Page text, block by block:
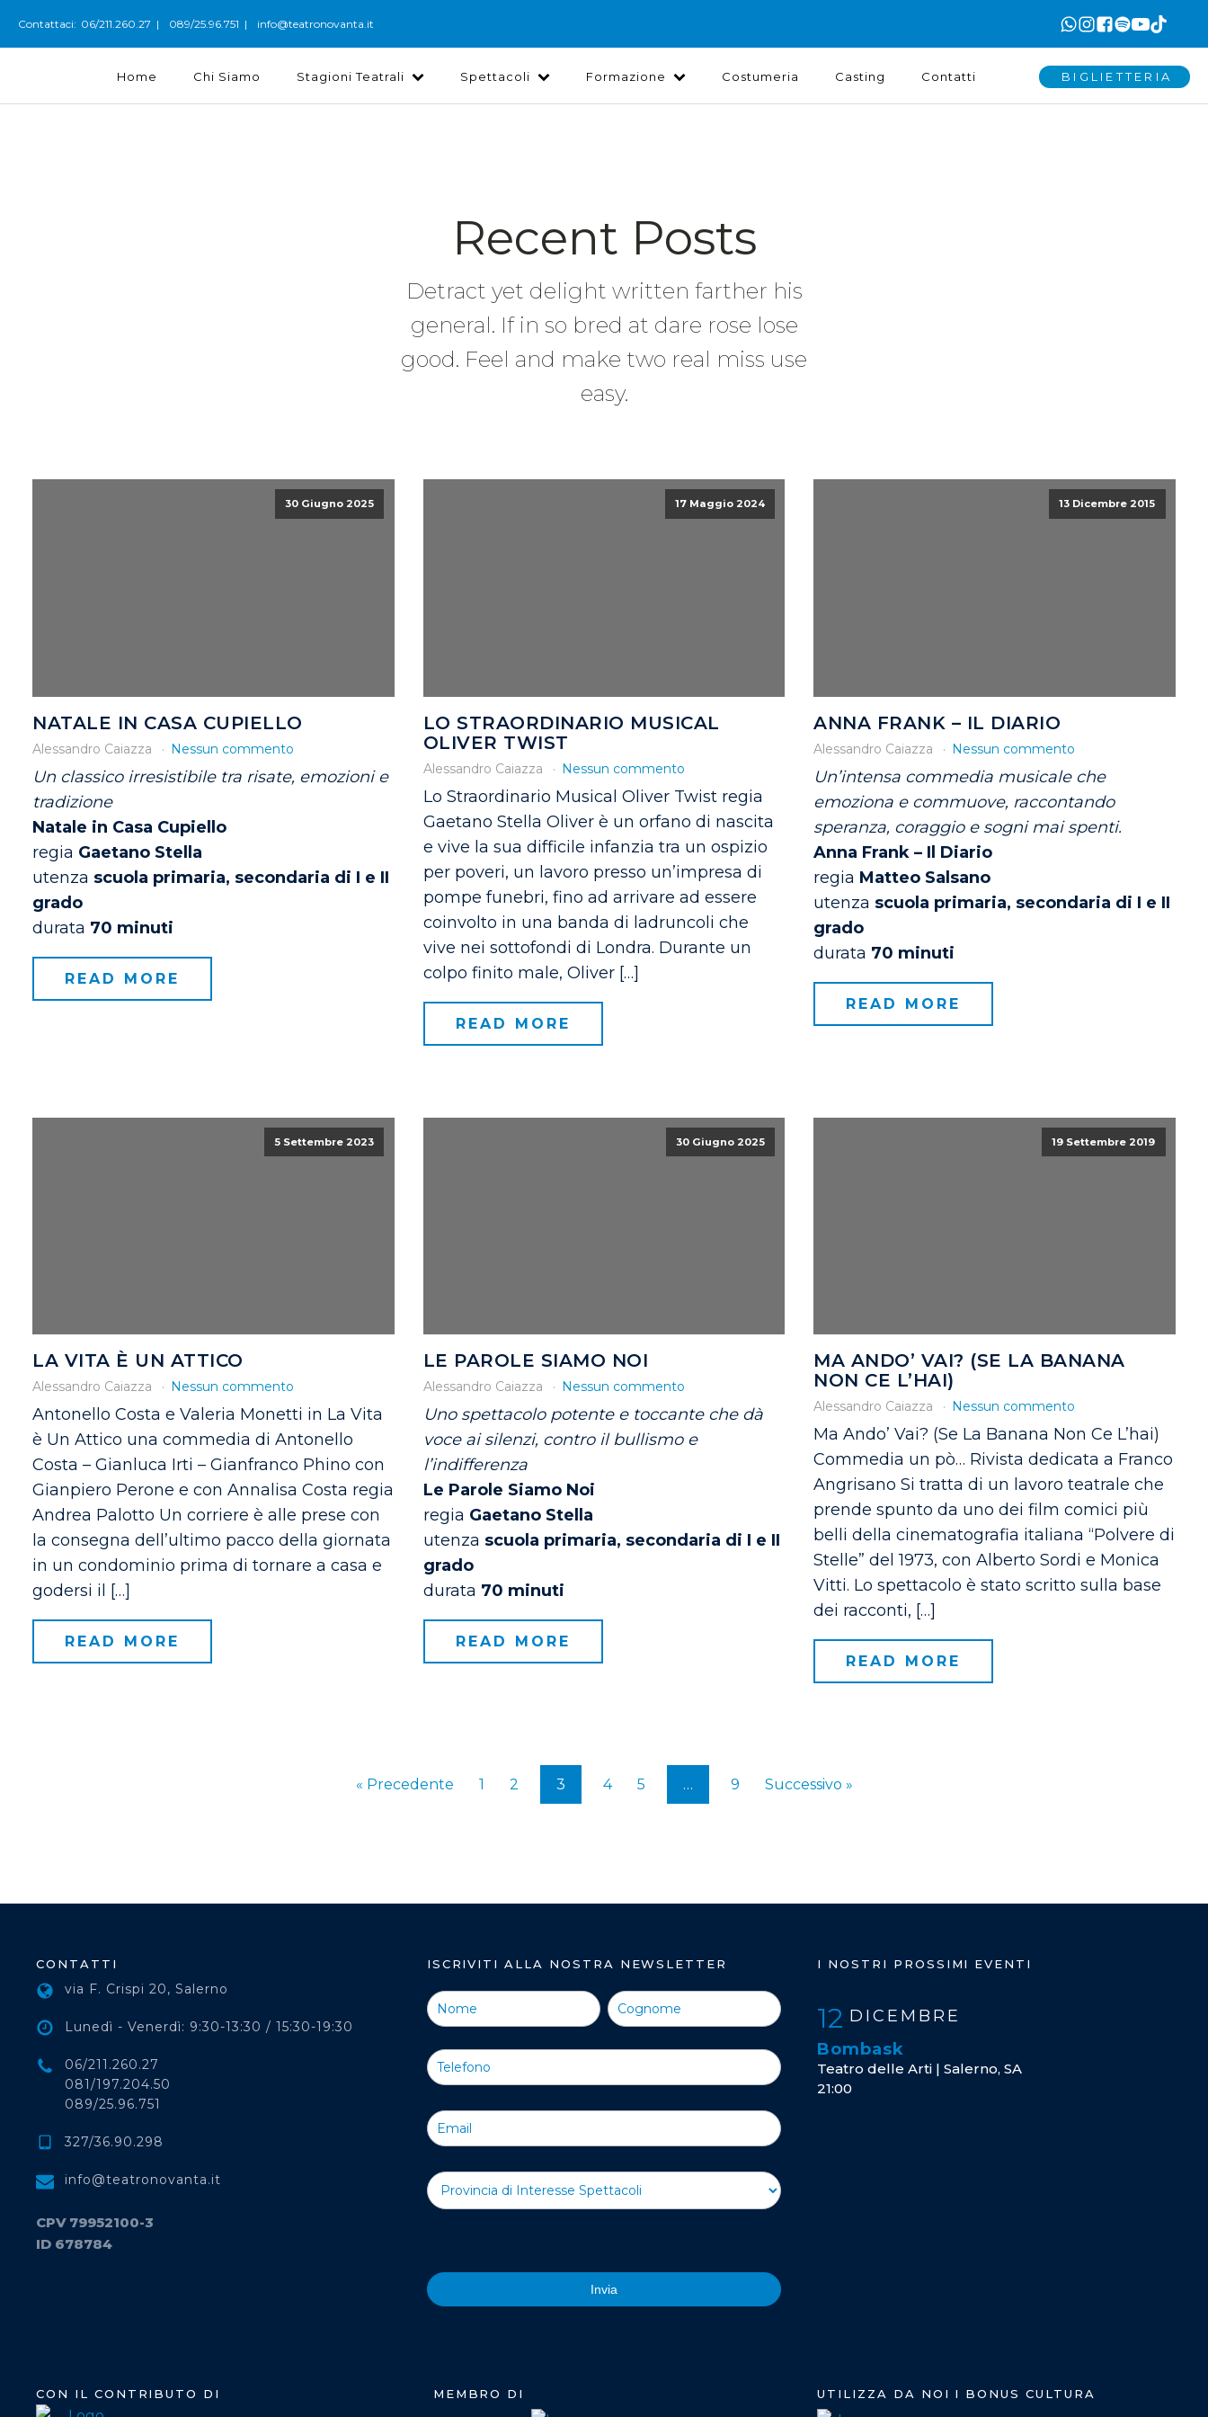
Contattaci: 06/211.260.27 | 089/25.96.751 | info@teatronovanta.it
Home Chi Siamo Stagioni Teatrali Spettacoli Formazione Costumeria Casting Contatti BIGLIETTERIA
Recent Posts
Detract yet delight written farther his
general. If in so bred at dare rose lose
good. Feel and make two real miss use
easy.
30 Giugno 2025
NATALE IN CASA CUPIELLO
Alessandro Caiazza Nessun commento
Un classico irresistibile tra risate, emozioni e
tradizione
Natale in Casa Cupiello
regia Gaetano Stella
utenza scuola primaria, secondaria di I e II
grado
durata 70 minuti
READ MORE
17 Maggio 2024
LO STRAORDINARIO MUSICAL
OLIVER TWIST
Alessandro Caiazza Nessun commento
Lo Straordinario Musical Oliver Twist regia
Gaetano Stella Oliver è un orfano di nascita
e vive la sua difficile infanzia tra un ospizio
per poveri, un lavoro presso un’impresa di
pompe funebri, fino ad arrivare ad essere
coinvolto in una banda di ladruncoli che
vive nei sottofondi di Londra. Durante un
colpo finito male, Oliver […]
READ MORE
13 Dicembre 2015
ANNA FRANK – IL DIARIO
Alessandro Caiazza Nessun commento
Un’intensa commedia musicale che
emoziona e commuove, raccontando
speranza, coraggio e sogni mai spenti.
Anna Frank – Il Diario
regia Matteo Salsano
utenza scuola primaria, secondaria di I e II
grado
durata 70 minuti
READ MORE
5 Settembre 2023
LA VITA È UN ATTICO
Alessandro Caiazza Nessun commento
Antonello Costa e Valeria Monetti in La Vita
è Un Attico una commedia di Antonello
Costa – Gianluca Irti – Gianfranco Phino con
Gianpiero Perone e con Annalisa Costa regia
Andrea Palotto Un corriere è alle prese con
la consegna dell’ultimo pacco della giornata
in un condominio prima di tornare a casa e
godersi il […]
READ MORE
30 Giugno 2025
LE PAROLE SIAMO NOI
Alessandro Caiazza Nessun commento
Uno spettacolo potente e toccante che dà
voce ai silenzi, contro il bullismo e
l’indifferenza
Le Parole Siamo Noi
regia Gaetano Stella
utenza scuola primaria, secondaria di I e II
grado
durata 70 minuti
READ MORE
19 Settembre 2019
MA ANDO’ VAI? (SE LA BANANA
NON CE L’HAI)
Alessandro Caiazza Nessun commento
Ma Ando’ Vai? (Se La Banana Non Ce L’hai)
Commedia un pò… Rivista dedicata a Franco
Angrisano Si tratta di un lavoro teatrale che
prende spunto da uno dei film comici più
belli della cinematografia italiana “Polvere di
Stelle” del 1973, con Alberto Sordi e Monica
Vitti. Lo spettacolo è stato scritto sulla base
dei racconti, […]
READ MORE
« Precedente 1 2 3 4 5 … 9 Successivo »
CONTATTI
via F. Crispi 20, Salerno
Lunedì - Venerdì: 9:30-13:30 / 15:30-19:30
06/211.260.27
081/197.204.50
089/25.96.751
327/36.90.298
info@teatronovanta.it
CPV 79952100-3
ID 678784
ISCRIVITI ALLA NOSTRA NEWSLETTER
Iscriviti alla
Invia
I NOSTRI PROSSIMI EVENTI
12 DICEMBRE
Bombask
Teatro delle Arti | Salerno, SA
21:00
CON IL CONTRIBUTO DI MEMBRO DI UTILIZZA DA NOI I BONUS CULTURA